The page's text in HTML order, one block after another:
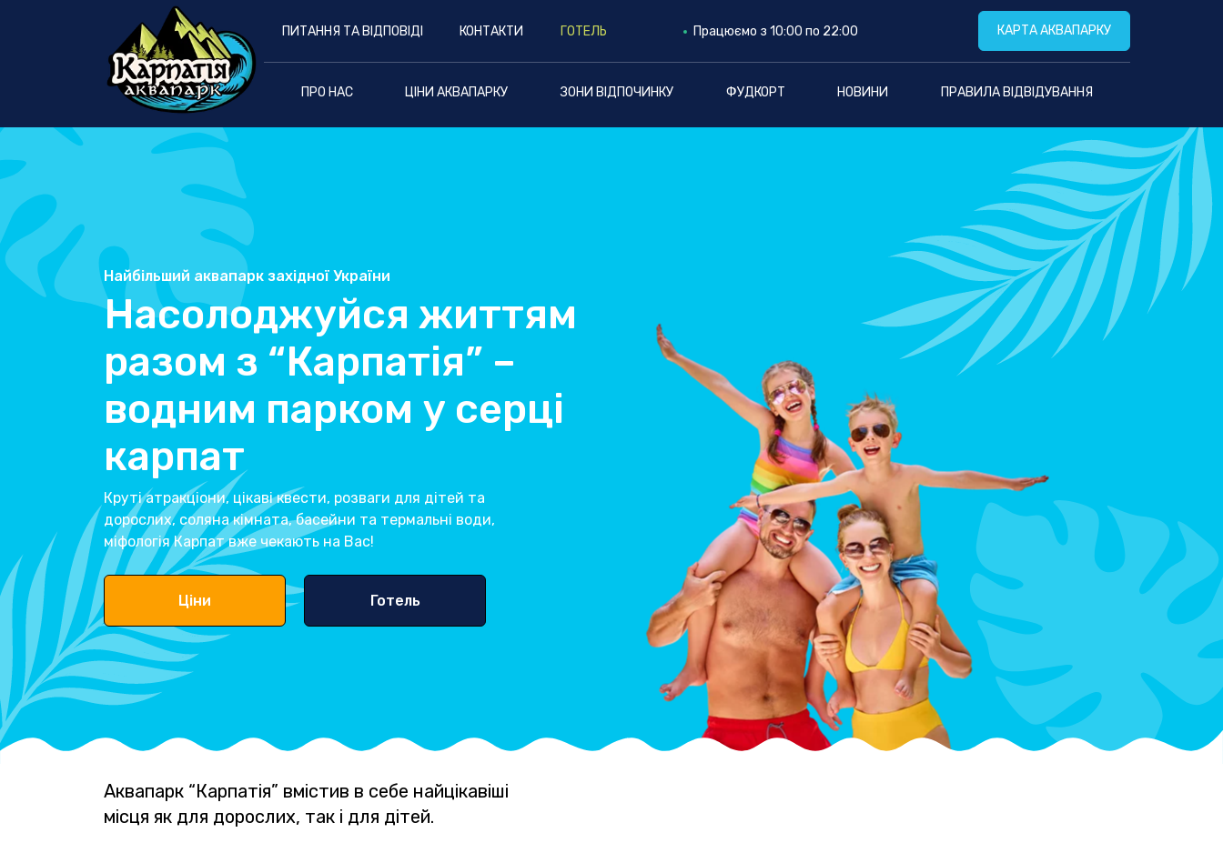
ПИТАННЯ ТА ВІДПОВІДІ КОНТАКТИ ГОТЕЛЬ Працюємо з 10:00 по 22:00 КАРТА АКВАПАРКУ
ПРО НАС ЦІНИ АКВАПАРКУ ЗОНИ ВІДПОЧИНКУ ФУДКОРТ НОВИНИ ПРАВИЛА ВІДВІДУВАННЯ
Найбільший аквапарк західної України
Насолоджуйся життям
разом з “Карпатія” –
водним парком у серці
карпат
Круті атракціони, цікаві квести, розваги для дітей та
дорослих, соляна кімната, басейни та термальні води,
міфологія Карпат вже чекають на Вас!
Ціни Готель
Аквапарк “Карпатія” вмістив в себе найцікавіші
місця як для дорослих, так і для дітей.